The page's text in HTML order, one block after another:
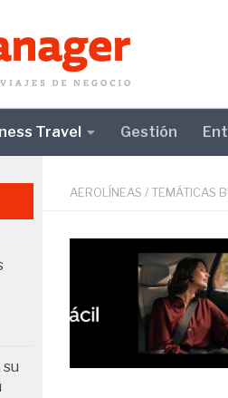
Travel Gestión
AEROLÍNEAS / TEMÁTICAS